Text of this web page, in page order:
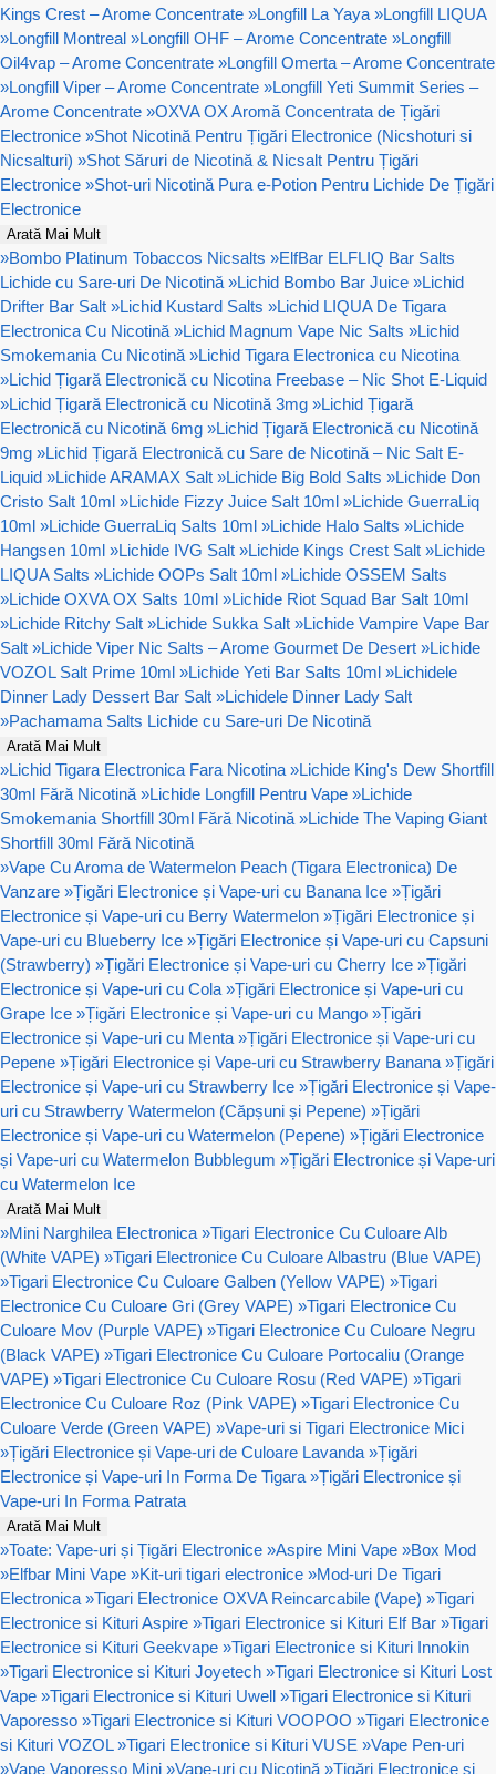
Kings Crest – Arome Concentrate »Longfill La Yaya »Longfill LIQUA
»Longfill Montreal »Longfill OHF – Arome Concentrate »Longfill
Oil4vap – Arome Concentrate »Longfill Omerta – Arome Concentrate
»Longfill Viper – Arome Concentrate »Longfill Yeti Summit Series –
Arome Concentrate »OXVA OX Aromă Concentrata de Țigări
Electronice »Shot Nicotină Pentru Țigări Electronice (Nicshoturi si
Nicsalturi) »Shot Săruri de Nicotină & Nicsalt Pentru Țigări
Electronice »Shot-uri Nicotină Pura e-Potion Pentru Lichide De Țigări
Electronice
Arată Mai Mult
»Bombo Platinum Tobaccos Nicsalts »ElfBar ELFLIQ Bar Salts
Lichide cu Sare-uri De Nicotină »Lichid Bombo Bar Juice »Lichid
Drifter Bar Salt »Lichid Kustard Salts »Lichid LIQUA De Tigara
Electronica Cu Nicotină »Lichid Magnum Vape Nic Salts »Lichid
Smokemania Cu Nicotină »Lichid Tigara Electronica cu Nicotina
»Lichid Țigară Electronică cu Nicotina Freebase – Nic Shot E-Liquid
»Lichid Țigară Electronică cu Nicotină 3mg »Lichid Țigară
Electronică cu Nicotină 6mg »Lichid Țigară Electronică cu Nicotină
9mg »Lichid Țigară Electronică cu Sare de Nicotină – Nic Salt E-
Liquid »Lichide ARAMAX Salt »Lichide Big Bold Salts »Lichide Don
Cristo Salt 10ml »Lichide Fizzy Juice Salt 10ml »Lichide GuerraLiq
10ml »Lichide GuerraLiq Salts 10ml »Lichide Halo Salts »Lichide
Hangsen 10ml »Lichide IVG Salt »Lichide Kings Crest Salt »Lichide
LIQUA Salts »Lichide OOPs Salt 10ml »Lichide OSSEM Salts
»Lichide OXVA OX Salts 10ml »Lichide Riot Squad Bar Salt 10ml
»Lichide Ritchy Salt »Lichide Sukka Salt »Lichide Vampire Vape Bar
Salt »Lichide Viper Nic Salts – Arome Gourmet De Desert »Lichide
VOZOL Salt Prime 10ml »Lichide Yeti Bar Salts 10ml »Lichidele
Dinner Lady Dessert Bar Salt »Lichidele Dinner Lady Salt
»Pachamama Salts Lichide cu Sare-uri De Nicotină
Arată Mai Mult
»Lichid Tigara Electronica Fara Nicotina »Lichide King's Dew Shortfill
30ml Fără Nicotină »Lichide Longfill Pentru Vape »Lichide
Smokemania Shortfill 30ml Fără Nicotină »Lichide The Vaping Giant
Shortfill 30ml Fără Nicotină
»Vape Cu Aroma de Watermelon Peach (Tigara Electronica) De
Vanzare »Țigări Electronice și Vape-uri cu Banana Ice »Țigări
Electronice și Vape-uri cu Berry Watermelon »Țigări Electronice și
Vape-uri cu Blueberry Ice »Țigări Electronice și Vape-uri cu Capsuni
(Strawberry) »Țigări Electronice și Vape-uri cu Cherry Ice »Țigări
Electronice și Vape-uri cu Cola »Țigări Electronice și Vape-uri cu
Grape Ice »Țigări Electronice și Vape-uri cu Mango »Țigări
Electronice și Vape-uri cu Menta »Țigări Electronice și Vape-uri cu
Pepene »Țigări Electronice și Vape-uri cu Strawberry Banana »Țigări
Electronice și Vape-uri cu Strawberry Ice »Țigări Electronice și Vape-
uri cu Strawberry Watermelon (Căpșuni și Pepene) »Țigări
Electronice și Vape-uri cu Watermelon (Pepene) »Țigări Electronice
și Vape-uri cu Watermelon Bubblegum »Țigări Electronice și Vape-uri
cu Watermelon Ice
Arată Mai Mult
»Mini Narghilea Electronica »Tigari Electronice Cu Culoare Alb
(White VAPE) »Tigari Electronice Cu Culoare Albastru (Blue VAPE)
»Tigari Electronice Cu Culoare Galben (Yellow VAPE) »Tigari
Electronice Cu Culoare Gri (Grey VAPE) »Tigari Electronice Cu
Culoare Mov (Purple VAPE) »Tigari Electronice Cu Culoare Negru
(Black VAPE) »Tigari Electronice Cu Culoare Portocaliu (Orange
VAPE) »Tigari Electronice Cu Culoare Rosu (Red VAPE) »Tigari
Electronice Cu Culoare Roz (Pink VAPE) »Tigari Electronice Cu
Culoare Verde (Green VAPE) »Vape-uri si Tigari Electronice Mici
»Țigări Electronice și Vape-uri de Culoare Lavanda »Țigări
Electronice și Vape-uri In Forma De Tigara »Țigări Electronice și
Vape-uri In Forma Patrata
Arată Mai Mult
»Toate: Vape-uri și Țigări Electronice »Aspire Mini Vape »Box Mod
»Elfbar Mini Vape »Kit-uri tigari electronice »Mod-uri De Tigari
Electronica »Tigari Electronice OXVA Reincarcabile (Vape) »Tigari
Electronice si Kituri Aspire »Tigari Electronice si Kituri Elf Bar »Tigari
Electronice si Kituri Geekvape »Tigari Electronice si Kituri Innokin
»Tigari Electronice si Kituri Joyetech »Tigari Electronice si Kituri Lost
Vape »Tigari Electronice si Kituri Uwell »Tigari Electronice si Kituri
Vaporesso »Tigari Electronice si Kituri VOOPOO »Tigari Electronice
si Kituri VOZOL »Tigari Electronice si Kituri VUSE »Vape Pen-uri
»Vape Vaporesso Mini »Vape-uri cu Nicotină »Țigări Electronice și